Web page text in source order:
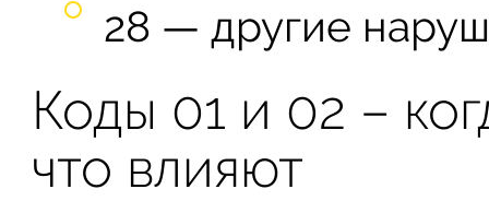
28 — другие
Коды 01 и 02 –
что влияют